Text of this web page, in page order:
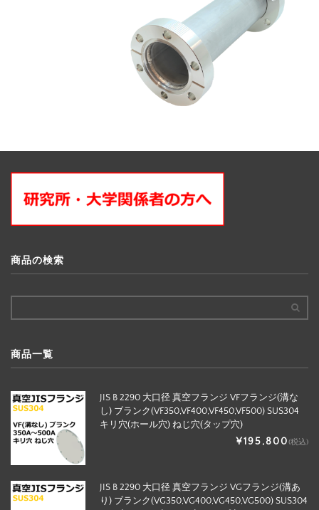
商品の検索
商品一覧
JIS B 2290 大口径 真空フランジ VFフランジ(溝な
し) ブランク(VF350,VF400,VF450,VF500) SUS304
キリ穴(ホール穴) ねじ穴(タップ穴)
¥195,800(税込)
JIS B 2290 大口径 真空フランジ VGフランジ(溝あ
り) ブランク(VG350,VG400,VG450,VG500) SUS304